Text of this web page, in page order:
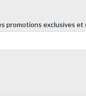
promotions exclusives et